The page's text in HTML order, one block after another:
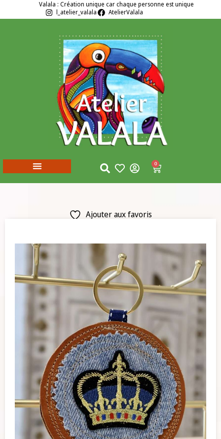
Valala : Création unique car chaque personne est unique
l_atelier_valala
AtelierValala
0
Ajouter aux favoris